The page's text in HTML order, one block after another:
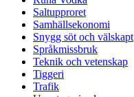
Saltupproret
Samhällsekonomi
Snygg söt och välskapt
Språkmissbruk
Teknik och vetenskap
Tiggeri
Trafik